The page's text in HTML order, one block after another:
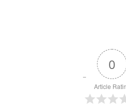
0
Article